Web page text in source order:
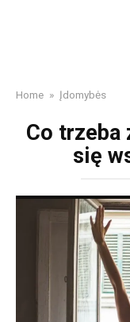
Home » Įdomybės
Co trzeba
się